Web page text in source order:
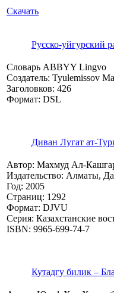
Скачать
Русско-уйгурский
Словарь ABBYY Lingvo
Создатель: Tyulemissov
Заголовков: 426
Формат: DSL
Диван Лугат ат-
Автор: Махмуд Ал-
Издательство: Алматы,
Год: 2005
Страниц: 1292
Формат: DJVU
Серия: Казахстанские
ISBN: 9965-699-74-7
Кутадгу билик –